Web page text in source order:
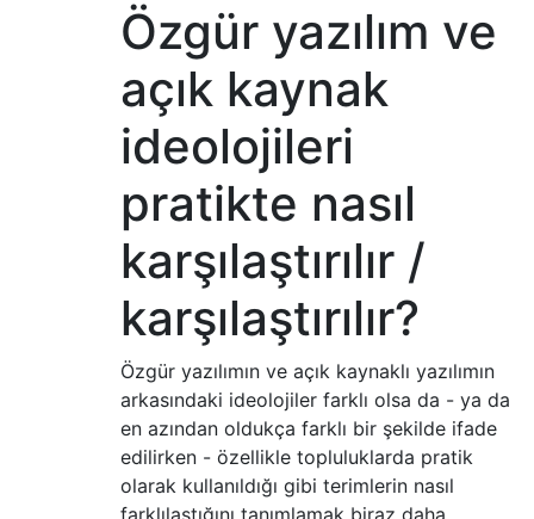
Özgür yazılım ve
açık kaynak
ideolojileri
pratikte nasıl
karşılaştırılır /
karşılaştırılır?
Özgür yazılımın ve açık kaynaklı yazılımın
arkasındaki ideolojiler farklı olsa da - ya da
en azından oldukça farklı bir şekilde ifade
edilirken - özellikle topluluklarda pratik
olarak kullanıldığı gibi terimlerin nasıl
farklılaştığını tanımlamak biraz daha